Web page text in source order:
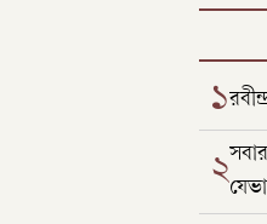
১
২